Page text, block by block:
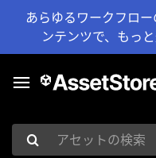
あらゆるワークフロ
ンテンツで、もっ
アセットの検索